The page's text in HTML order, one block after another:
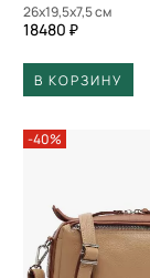
26x19,5x7,5 см
18480 ₽
В КОРЗИНУ
-40%